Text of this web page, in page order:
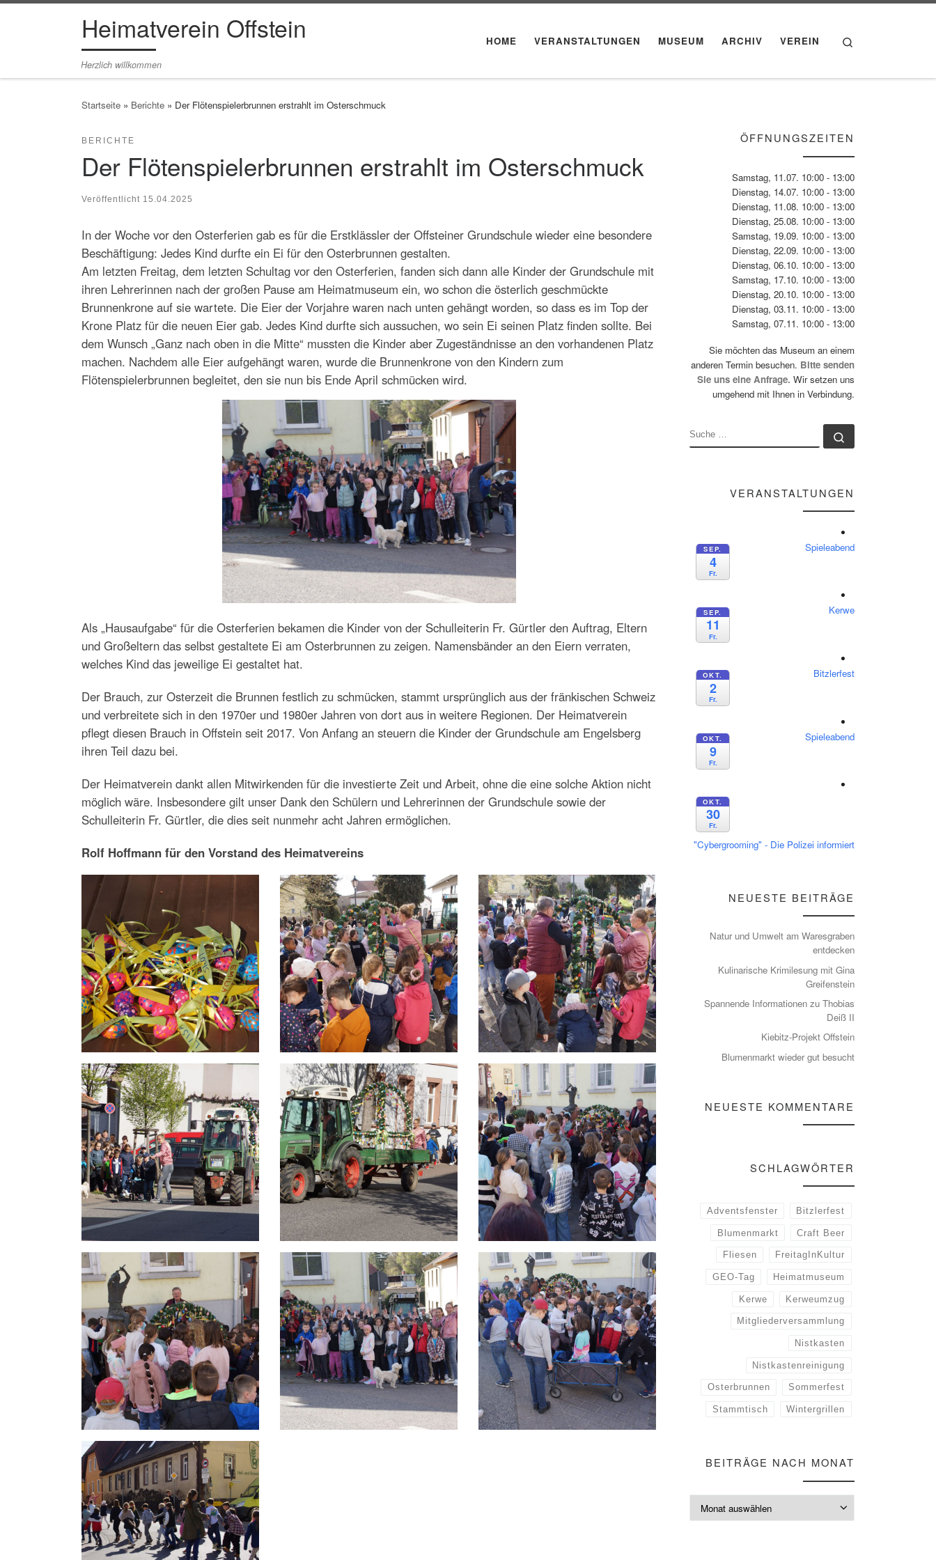
Zum Inhalt springenHeimatverein Offstein
Herzlich willkommen
HOME VERANSTALTUNGEN MUSEUM ARCHIV VEREIN
Startseite » Berichte » Der Flötenspielerbrunnen erstrahlt im Osterschmuck
BERICHTE
Der Flötenspielerbrunnen erstrahlt im Osterschmuck
Veröffentlicht 15.04.2025
In der Woche vor den Osterferien gab es für die Erstklässler der Offsteiner Grundschule wieder eine besondere
Beschäftigung: Jedes Kind durfte ein Ei für den Osterbrunnen gestalten.
Am letzten Freitag, dem letzten Schultag vor den Osterferien, fanden sich dann alle Kinder der Grundschule mit
ihren Lehrerinnen nach der großen Pause am Heimatmuseum ein, wo schon die österlich geschmückte
Brunnenkrone auf sie wartete. Die Eier der Vorjahre waren nach unten gehängt worden, so dass es im Top der
Krone Platz für die neuen Eier gab. Jedes Kind durfte sich aussuchen, wo sein Ei seinen Platz finden sollte. Bei
dem Wunsch „Ganz nach oben in die Mitte“ mussten die Kinder aber Zugeständnisse an den vorhandenen Platz
machen. Nachdem alle Eier aufgehängt waren, wurde die Brunnenkrone von den Kindern zum
Flötenspielerbrunnen begleitet, den sie nun bis Ende April schmücken wird.
Als „Hausaufgabe“ für die Osterferien bekamen die Kinder von der Schulleiterin Fr. Gürtler den Auftrag, Eltern
und Großeltern das selbst gestaltete Ei am Osterbrunnen zu zeigen. Namensbänder an den Eiern verraten,
welches Kind das jeweilige Ei gestaltet hat.
Der Brauch, zur Osterzeit die Brunnen festlich zu schmücken, stammt ursprünglich aus der fränkischen Schweiz
und verbreitete sich in den 1970er und 1980er Jahren von dort aus in weitere Regionen. Der Heimatverein
pflegt diesen Brauch in Offstein seit 2017. Von Anfang an steuern die Kinder der Grundschule am Engelsberg
ihren Teil dazu bei.
Der Heimatverein dankt allen Mitwirkenden für die investierte Zeit und Arbeit, ohne die eine solche Aktion nicht
möglich wäre. Insbesondere gilt unser Dank den Schülern und Lehrerinnen der Grundschule sowie der
Schulleiterin Fr. Gürtler, die dies seit nunmehr acht Jahren ermöglichen.
Rolf Hoffmann für den Vorstand des Heimatvereins
ÖFFNUNGSZEITEN
Samstag, 11.07. 10:00 - 13:00
Dienstag, 14.07. 10:00 - 13:00
Dienstag, 11.08. 10:00 - 13:00
Dienstag, 25.08. 10:00 - 13:00
Samstag, 19.09. 10:00 - 13:00
Dienstag, 22.09. 10:00 - 13:00
Dienstag, 06.10. 10:00 - 13:00
Samstag, 17.10. 10:00 - 13:00
Dienstag, 20.10. 10:00 - 13:00
Dienstag, 03.11. 10:00 - 13:00
Samstag, 07.11. 10:00 - 13:00
Sie möchten das Museum an einem
anderen Termin besuchen. Bitte senden
Sie uns eine Anfrage. Wir setzen uns
umgehend mit Ihnen in Verbindung.
SUCHE
VERANSTALTUNGEN
SEP.
4
Fr.
Spieleabend
SEP.
11
Fr.
Kerwe
OKT.
2
Fr.
Bitzlerfest
OKT.
9
Fr.
Spieleabend
OKT.
30
Fr.
"Cybergrooming" - Die Polizei informiert
NEUESTE BEITRÄGE
Natur und Umwelt am Waresgraben
entdecken
Kulinarische Krimilesung mit Gina
Greifenstein
Spannende Informationen zu Thobias
Deiß II
Kiebitz-Projekt Offstein
Blumenmarkt wieder gut besucht
NEUESTE KOMMENTARE
SCHLAGWÖRTER
Adventsfenster Bitzlerfest
Blumenmarkt Craft Beer
Fliesen FreitagInKultur
GEO-Tag Heimatmuseum
Kerwe Kerweumzug
Mitgliederversammlung
Nistkasten
Nistkastenreinigung
Osterbrunnen Sommerfest
Stammtisch Wintergrillen
BEITRÄGE NACH MONAT